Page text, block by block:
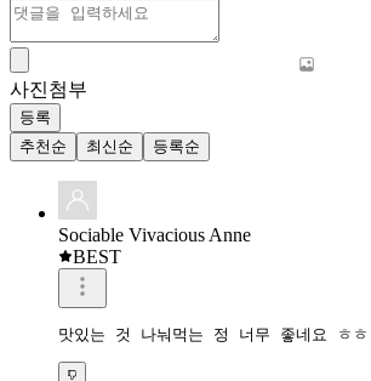
사진첨부
등록
추천순
최신순 등록순
Sociable Vivacious Anne
BEST
맛있는 것 나눠먹는 정 너무 좋네요 ㅎㅎ